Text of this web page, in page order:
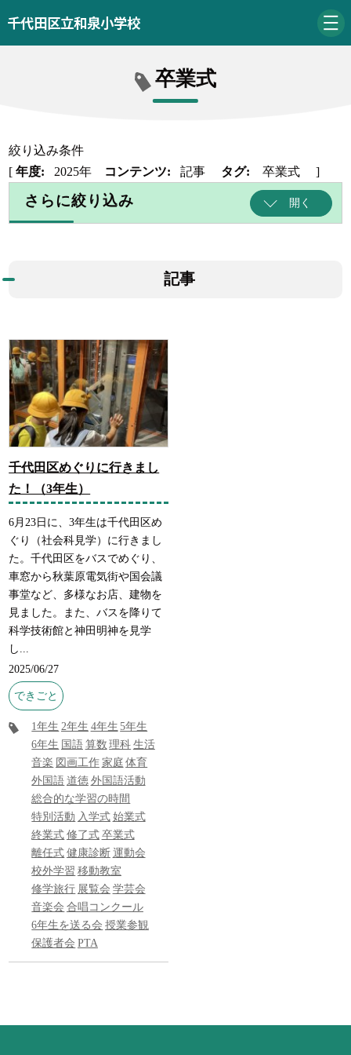
千代田区立和泉小学校
卒業式
絞り込み条件
[年度: 2025年 コンテンツ: 記事 タグ: 卒業式 ]
さらに絞り込み 開く
記事
千代田区めぐりに行きまし
た！（3年生）
6月23日に、3年生は千代田区め
ぐり（社会科見学）に行きまし
た。千代田区をバスでめぐり、
車窓から秋葉原電気街や国会議
事堂など、多様なお店、建物を
見ました。また、バスを降りて
科学技術館と神田明神を見学
し...
2025/06/27
できごと
1年生 2年生 4年生 5年生
6年生 国語 算数 理科 生活
音楽 図画工作 家庭 体育
外国語 道徳 外国語活動
総合的な学習の時間
特別活動 入学式 始業式
終業式 修了式 卒業式
離任式 健康診断 運動会
校外学習 移動教室
修学旅行 展覧会 学芸会
音楽会 合唱コンクール
6年生を送る会 授業参観
保護者会 PTA